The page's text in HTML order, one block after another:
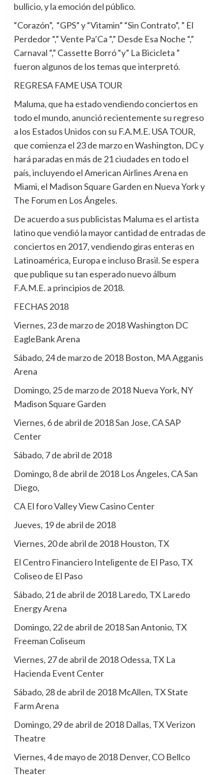
bullicio, y la emoción del público.
“Corazón”, “GPS” y “Vitamin” “Sin Contrato”, ” El
Perdedor “,” Vente Pa’Ca “,” Desde Esa Noche “,”
Carnaval “,” Cassette Borró “y” La Bicicleta ”
fueron algunos de los temas que interpretó.
REGRESA FAME USA TOUR
Maluma, que ha estado vendiendo conciertos en
todo el mundo, anunció recientemente su regreso
a los Estados Unidos con su F.A.M.E. USA TOUR,
que comienza el 23 de marzo en Washington, DC y
hará paradas en más de 21 ciudades en todo el
país, incluyendo el American Airlines Arena en
Miami, el Madison Square Garden en Nueva York y
The Forum en Los Ángeles.
De acuerdo a sus publicistas Maluma es el artista
latino que vendió la mayor cantidad de entradas de
conciertos en 2017, vendiendo giras enteras en
Latinoamérica, Europa e incluso Brasil. Se espera
que publique su tan esperado nuevo álbum
F.A.M.E. a principios de 2018.
FECHAS 2018
Viernes, 23 de marzo de 2018 Washington DC
EagleBank Arena
Sábado, 24 de marzo de 2018 Boston, MA Agganis
Arena
Domingo, 25 de marzo de 2018 Nueva York, NY
Madison Square Garden
Viernes, 6 de abril de 2018 San Jose, CA SAP
Center
Sábado, 7 de abril de 2018
Domingo, 8 de abril de 2018 Los Ángeles, CA San
Diego,
CA El foro Valley View Casino Center
Jueves, 19 de abril de 2018
Viernes, 20 de abril de 2018 Houston, TX
El Centro Financiero Inteligente de El Paso, TX
Coliseo de El Paso
Sábado, 21 de abril de 2018 Laredo, TX Laredo
Energy Arena
Domingo, 22 de abril de 2018 San Antonio, TX
Freeman Coliseum
Viernes, 27 de abril de 2018 Odessa, TX La
Hacienda Event Center
Sábado, 28 de abril de 2018 McAllen, TX State
Farm Arena
Domingo, 29 de abril de 2018 Dallas, TX Verizon
Theatre
Viernes, 4 de mayo de 2018 Denver, CO Bellco
Theater